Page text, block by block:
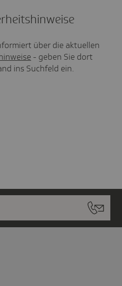
über die aktuellen
- geben Sie dort
ins Suchfeld ein.